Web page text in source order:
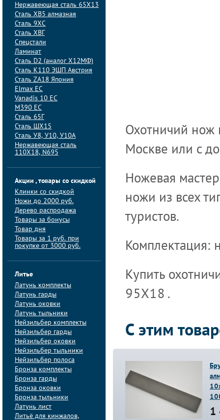
Нержавеющая сталь 65Х13
Сталь ХВ5 алмазная
Сталь 9ХС
Сталь ХВГ
Спецстали
Ламинат
Сталь D2 (аналог Х12МФ)
Сталь K110 ЭШП Австрия
Сталь ZA18 Япония
Elmax ЕС
Vanadis 10 ЕС
M390 ЕС
Сталь 65Г
Сталь ШХ15
Сталь У8, У10, У10А
Нержавеющая сталь
110Х18, N695
Акции , товары со скидкой
Клинки со скидкой
Ножи до 2000 руб.
Дерево распродажа
Товары за бонусы
Товар дня
Товары за 1 руб. при
покупке от 3000 руб.
Литье
Латунь комплекты
Латунь гарды
Латунь оковки
Латунь тыльники
Нейзильбер комплекты
Нейзильбер гарды
Нейзильбер оковки
Нейзильбер тыльники
Нейзильбер полоса
Бронза комплекты
Бронза гарды
Бронза оковки
Бронза тыльники
Латунь лист
Литьё для кинжалов,
Охотничий нож
Москве или с
Ножевая
ножи из всех
туристов.
Комплектация:
Купить
95Х18 .
С этим
1